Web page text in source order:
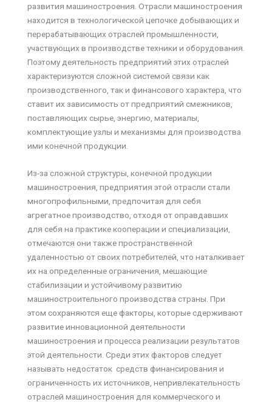
развития машиностроения. Отрасли машиностроения
находится в технологической цепочке добывающих и
перерабатывающих отраслей промышленности,
участвующих в производстве техники и оборудования.
Поэтому деятельность предприятий этих отраслей
характеризуются сложной системой связи как
производственного, так и финансового характера, что
ставит их зависимость от предприятий смежников,
поставляющих сырье, энергию, материалы,
комплектующие узлы и механизмы для производства
ими конечной продукции.
Из-за сложной структуры, конечной продукции
машиностроения, предприятия этой отрасли стали
многопрофильными, предпочитая для себя
агрегатное производство, отходя от оправдавших
для себя на практике кооперации и специализации,
отмечаются они также пространственной
удаленностью от своих потребителей, что наталкивает
их на определенные ограничения, мешающие
стабилизации и устойчивому развитию
машиностроительного производства страны. При
этом сохраняются еще факторы, которые сдерживают
развитие инновационной деятельности
машиностроения и процесса реализации результатов
этой деятельности. Среди этих факторов следует
называть недостаток средств финансирования и
ограниченность их источников, непривлекательность
отраслей машиностроения для коммерческого и